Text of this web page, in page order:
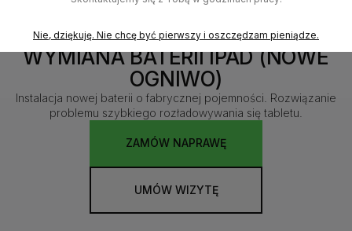
WYMIANA BATERII IPAD (NOWE
OGNIWO)
Instalacja nowej baterii o fabrycznej pojemności. Rozwiązanie
problemu szybkiego rozładowywania się tabletu.
ZAMÓW NAPRAWĘ
UMÓW WIZYTĘ
Nie, dziękuję. Nie chcę być pierwszy i oszczędzam pieniądze.